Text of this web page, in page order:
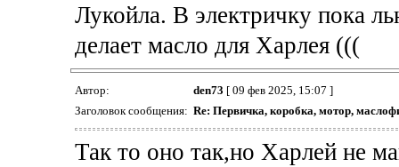
Лукойла. В электричку пока
делает масло для Харлея (((
Автор: den73 [ 09 фев 2025, 15:07 ]
Заголовок сообщения: Re: Первичка, коробка, мотор,
Так то оно так,но Харлей не